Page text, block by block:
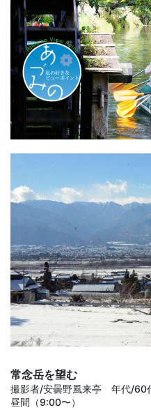
常念岳を望む
撮影者/安曇野風来亭 年代/
昼間（9:00〜）